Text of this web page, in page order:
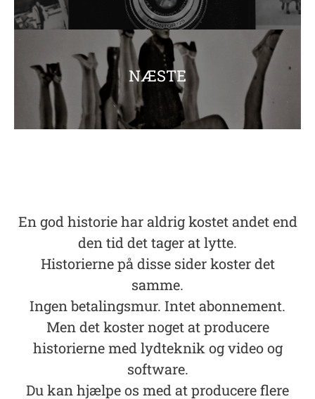
NÆSTE
En god historie har aldrig kostet andet end
den tid det tager at lytte.
Historierne på disse sider koster det
samme.
Ingen betalingsmur. Intet abonnement.
Men det koster noget at producere
historierne med lydteknik og video og
software.
Du kan hjælpe os med at producere flere